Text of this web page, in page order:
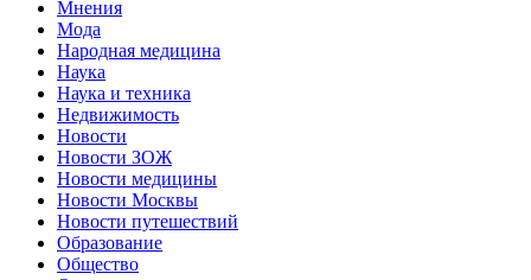
Мнения
Мода
Народная медицина
Наука
Наука и техника
Недвижимость
Новости
Новости ЗОЖ
Новости медицины
Новости Москвы
Новости путешествий
Образование
Общество